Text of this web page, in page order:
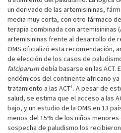
un derivado de las artemisininas,
media muy corta, con otro fármaco
terapia combinada con artemisininas
artemisininas frente al desarrollo de
OMS oficializó esta recomendación,
de elección de los casos de
falciparumdebía basarse en las ACT.
endémicos del continente africano
tratamiento a las ACT1. A pesar de
salud, se estima que el acceso a las
bajo, y un estudio de la OMS en 13
menos del 15% de los niños
sospecha de paludismo los recibieron